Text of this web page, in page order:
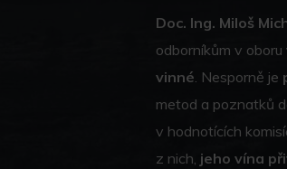
Doc. Ing. Miloš
odborníkům v oboru
vinné. Nesporně je
metod a poznatků
v hodnotících
z nich, jeho vína